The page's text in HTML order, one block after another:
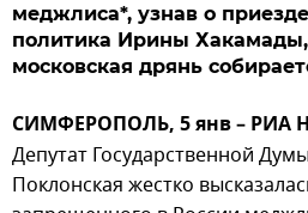
меджлиса*, узнав о
политика Ирины Хакамады,
московская дрянь
СИМФЕРОПОЛЬ, 5 янв – РИА
Депутат Государственной
Поклонская жестко